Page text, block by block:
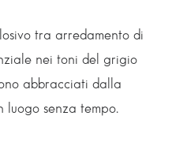
tra arredamento di
nei toni del grigio
abbracciati dalla
luogo senza tempo.